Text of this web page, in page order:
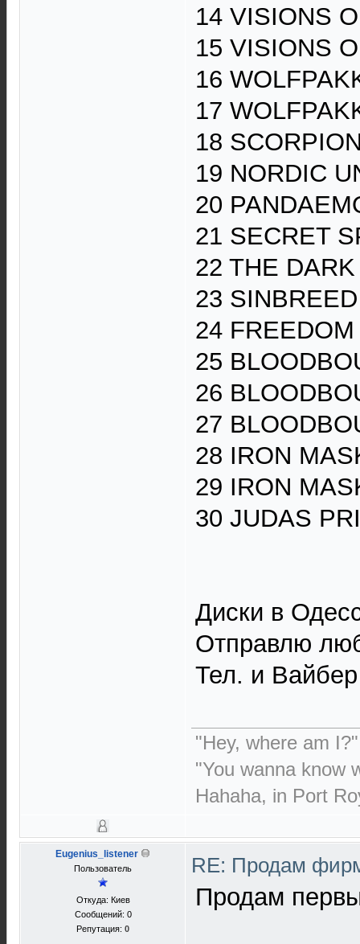
14 VISIONS
15 VISIONS
16
17
18
19 NORDIC
20
21 SECRET
22 THE
23
24
25
26
27
28 IRON
29 IRON
30 JUDAS
Диски в
Отправлю
Тел. и
"Hey, where am I?"
"You wanna know
Hahaha, in Port
Eugenius_listener
Пользователь
Откуда: Киев
Сообщений: 0
Репутация: 0
RE: Продам
Продам